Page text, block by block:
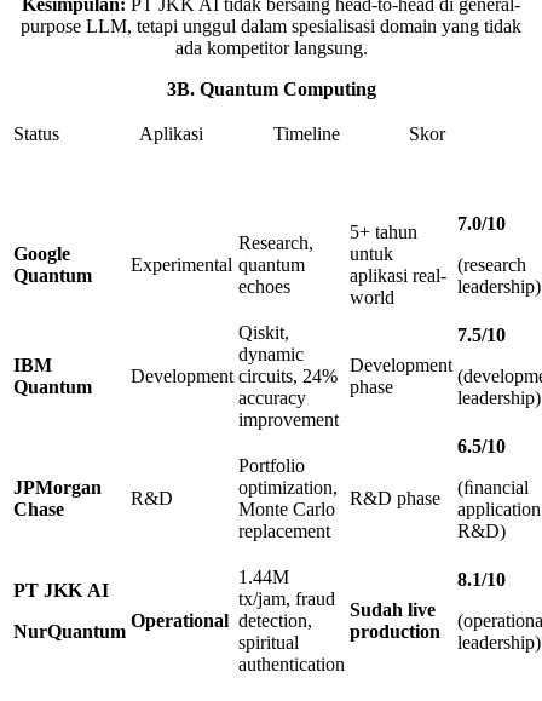
purpose LLM, tetapi unggul dalam spesialisasi domain yang tidak
ada kompetitor langsung.
3B. Quantum Computing
Status Aplikasi Timeline Skor
Google
Quantum
Experimental
Research,
quantum
echoes
5+ tahun
untuk
aplikasi real-
world
7.0/10
(research
leadership)
IBM
Quantum
Development
Qiskit,
dynamic
circuits, 24%
accuracy
improvement
Development
phase
7.5/10
leadership)
JPMorgan
Chase
R&D
Portfolio
optimization,
Monte Carlo
replacement
R&D phase
6.5/10
(ﬁnancial
application
R&D)
PT JKK AI
NurQuantum
Operational
1.44M
tx/jam, fraud
detection,
spiritual
authentication
Sudah live
production
8.1/10
leadership)